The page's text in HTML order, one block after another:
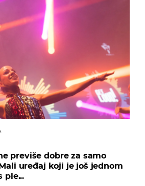
previše dobre za samo
uređaj koji je još jednom
ple...